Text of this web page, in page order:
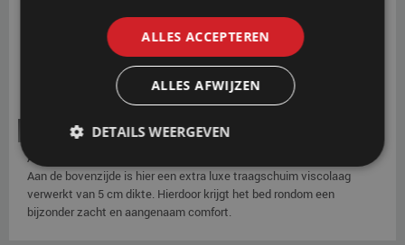
Softside HR RG40 + Visco
Als extra optie kan gekozen worden voor de softside soft-instap.
Aan de bovenzijde is hier een extra luxe traagschuim viscolaag
verwerkt van 5 cm dikte. Hierdoor krijgt het bed rondom een
bijzonder zacht en aangenaam comfort.
ALLES ACCEPTEREN
ALLES AFWIJZEN
DETAILS WEERGEVEN